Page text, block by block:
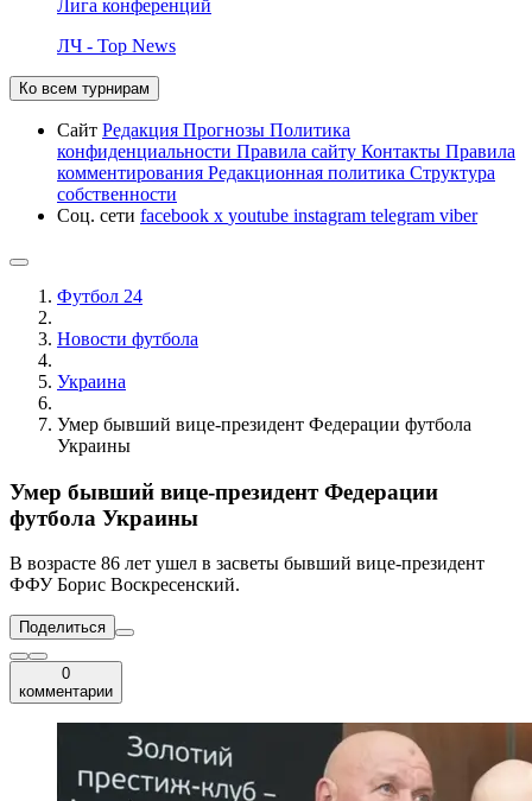
Лига конференций
ЛЧ - Top News
Ко всем турнирам
Сайт Редакция Прогнозы Политика
конфиденциальности Правила сайту Контакты Правила
комментирования Редакционная политика Структура
собственности
Соц. сети facebook x youtube instagram telegram viber
Футбол 24
Новости футбола
Украина
Умер бывший вице-президент Федерации футбола
Украины
Умер бывший вице-президент Федерации
футбола Украины
В возрасте 86 лет ушел в засветы бывший вице-президент
ФФУ Борис Воскресенский.
Поделиться
0
комментарии